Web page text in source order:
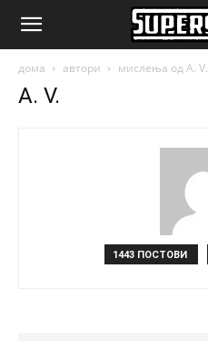
SuperSport.mk
дома автори мислења од A. V.
A. V.
1443 ПОСТОВИ